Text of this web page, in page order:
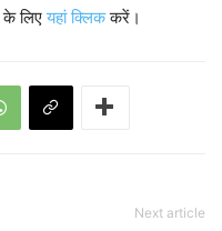
के लिएयहां क्लिककरें।
Next article